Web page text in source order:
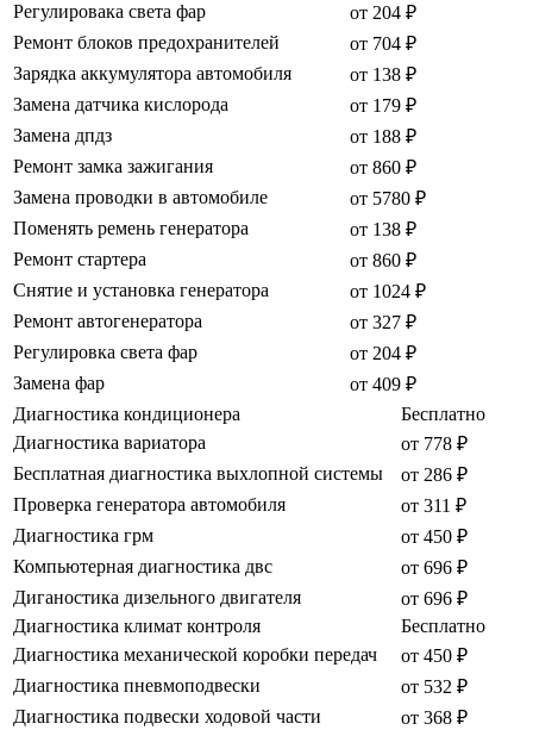
Регулировака света фар
от 204 ₽
Ремонт блоков предохранителей
от 704 ₽
Зарядка аккумулятора автомобиля
от 138 ₽
Замена датчика кислорода
от 179 ₽
Замена дпдз
от 188 ₽
Ремонт замка зажигания
от 860 ₽
Замена проводки в автомобиле
от 5780 ₽
Поменять ремень генератора
от 138 ₽
Ремонт стартера
от 860 ₽
Снятие и установка генератора
от 1024 ₽
Ремонт автогенератора
от 327 ₽
Регулировка света фар
от 204 ₽
Замена фар
от 409 ₽
Диагностика кондиционера
Бесплатно
Диагностика вариатора
от 778 ₽
Бесплатная диагностика выхлопной системы
от 286 ₽
Проверка генератора автомобиля
от 311 ₽
Диагностика грм
от 450 ₽
Компьютерная диагностика двс
от 696 ₽
Диганостика дизельного двигателя
от 696 ₽
Диагностика климат контроля
Бесплатно
Диагностика механической коробки передач
от 450 ₽
Диагностика пневмоподвески
от 532 ₽
Диагностика подвески ходовой части
от 368 ₽